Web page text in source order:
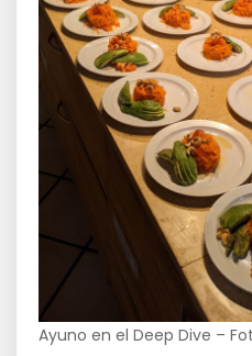
Ayuno en el Deep Dive –